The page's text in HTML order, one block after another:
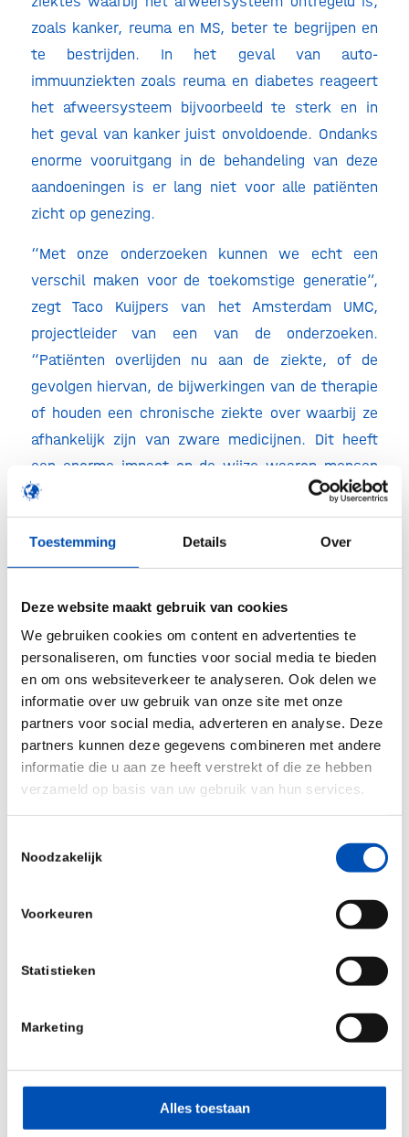
Toestemming Details Over
Deze website maakt gebruik van cookies
We gebruiken cookies om content en advertenties te
personaliseren, om functies voor social media te bieden
en om ons websiteverkeer te analyseren. Ook delen we
informatie over uw gebruik van onze site met onze
partners voor social media, adverteren en analyse. Deze
partners kunnen deze gegevens combineren met andere
informatie die u aan ze heeft verstrekt of die ze hebben
verzameld op basis van uw gebruik van hun services.
Noodzakelijk
Voorkeuren
Statistieken
Marketing
Alles toestaan
zoals kanker, reuma en MS, beter te begrijpen en
te bestrijden. In het geval van auto-
immuunziekten zoals reuma en diabetes reageert
het afweersysteem bijvoorbeeld te sterk en in
het geval van kanker juist onvoldoende. Ondanks
enorme vooruitgang in de behandeling van deze
aandoeningen is er lang niet voor alle patiënten
zicht op genezing.
“Met onze onderzoeken kunnen we echt een
verschil maken voor de toekomstige generatie”,
zegt Taco Kuijpers van het Amsterdam UMC,
projectleider van een van de onderzoeken.
“Patiënten overlijden nu aan de ziekte, of de
gevolgen hiervan, de bijwerkingen van de therapie
of houden een chronische ziekte over waarbij ze
afhankelijk zijn van zware medicijnen. Dit heeft
een enorme impact op de wijze waarop mensen
hun leven kunnen inrichten.”
Duurzame samenwerking
Belangrijk criterium bij de toekenning van het
tussen onderzoeksinstellingen, bedrijven en
gezondheidsfondsen. “We hebben nu de top van
de Nederlandse immunologie verzameld die aan
deze belangrijke opdracht gaan werken. Samen
kunnen we sneller tot een beter resultaat komen
en patiënten met deze nare aandoeningen een
Gezondheidsfondsen.
Deel dit stuk